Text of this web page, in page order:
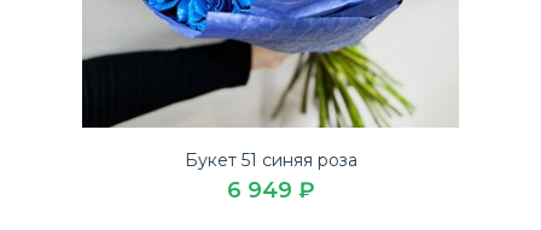
Букет 51 синяя роза
6 949 ₽